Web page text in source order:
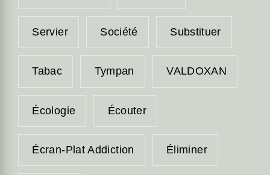
Servier Société Substituer
Tabac Tympan VALDOXAN
Écologie Écouter
Écran-Plat Addiction Éliminer